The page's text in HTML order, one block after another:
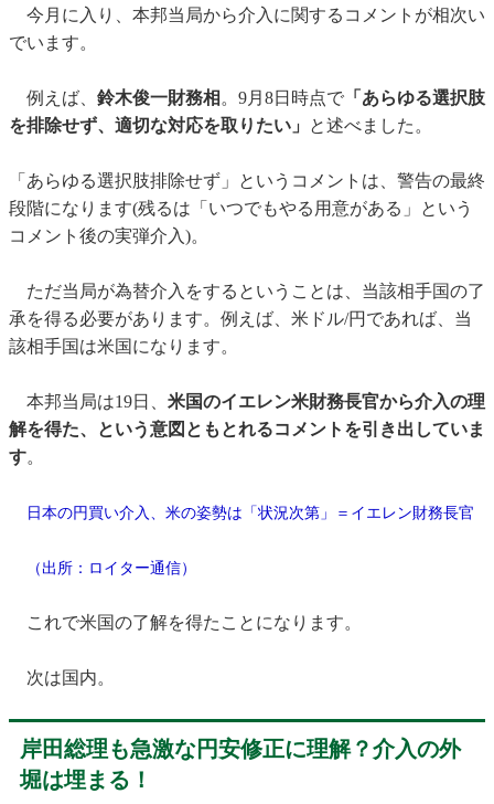
今月に入り、本邦当局から介入に関するコメントが相次い
でいます。
例えば、 鈴木俊一財務相 。9月8日時点で 「あらゆる選択肢
を排除せず、適切な対応を取りたい」
と述べました。
「あらゆる選択肢排除せず」というコメントは、警告の最終
段階になります(残るは「いつでもやる用意がある」という
コメント後の実弾介入)。
ただ当局が為替介入をするということは、当該相手国の了
承を得る必要があります。例えば、米ドル/円であれば、当
該相手国は米国になります。
本邦当局は19日、 米国のイエレン米財務長官から介入の理
解を得た、という意図ともとれるコメントを引き出していま
す。
日本の円買い介入、米の姿勢は「状況次第」＝イエレン財務長官
（出所： ロイター通信）
これで米国の了解を得たことになります。
次は国内。
岸田総理も急激な円安修正に理解？介入の外
堀は埋まる！